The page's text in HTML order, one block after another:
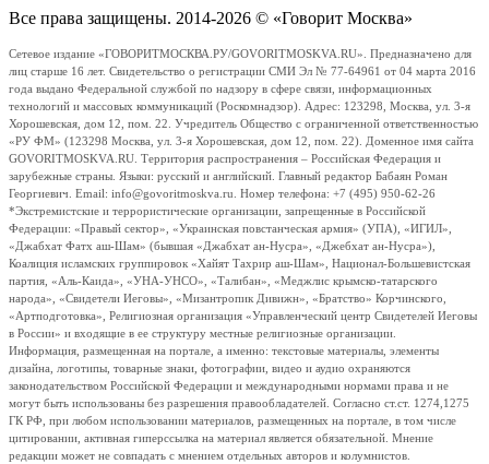
Все права защищены. 2014-2026 © «Говорит Москва»
Сетевое издание «ГОВОРИТМОСКВА.РУ/GOVORITMOSKVA.RU». Предназначено для
лиц старше 16 лет. Свидетельство о регистрации СМИ Эл № 77-64961 от 04 марта 2016
года выдано Федеральной службой по надзору в сфере связи, информационных
технологий и массовых коммуникаций (Роскомнадзор). Адрес: 123298, Москва, ул. 3-я
Хорошевская, дом 12, пом. 22. Учредитель Общество с ограниченной ответственностью
«РУ ФМ» (123298 Москва, ул. 3-я Хорошевская, дом 12, пом. 22). Доменное имя сайта
GOVORITMOSKVA.RU. Территория распространения – Российская Федерация и
зарубежные страны. Языки: русский и английский. Главный редактор Бабаян Роман
Георгиевич. Email: info@govoritmoskva.ru. Номер телефона: +7 (495) 950-62-26
*Экстремистские и террористические организации, запрещенные в Российской
Федерации: «Правый сектор», «Украинская повстанческая армия» (УПА), «ИГИЛ»,
«Джабхат Фатх аш-Шам» (бывшая «Джабхат ан-Нусра», «Джебхат ан-Нусра»),
Коалиция исламских группировок «Хайят Тахрир аш-Шам», Национал-Большевистская
партия, «Аль-Каида», «УНА-УНСО», «Талибан», «Меджлис крымско-татарского
народа», «Свидетели Иеговы», «Мизантропик Дивижн», «Братство» Корчинского,
«Артподготовка», Религиозная организация «Управленческий центр Свидетелей Иеговы
в России» и входящие в ее структуру местные религиозные организации.
Информация, размещенная на портале, а именно: текстовые материалы, элементы
дизайна, логотипы, товарные знаки, фотографии, видео и аудио охраняются
законодательством Российской Федерации и международными нормами права и не
могут быть использованы без разрешения правообладателей. Согласно ст.ст. 1274,1275
ГК РФ, при любом использовании материалов, размещенных на портале, в том числе
цитировании, активная гиперссылка на материал является обязательной. Мнение
редакции может не совпадать с мнением отдельных авторов и колумнистов.